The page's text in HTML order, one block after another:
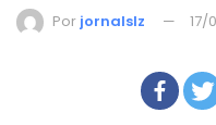
Por jornalslz 17/